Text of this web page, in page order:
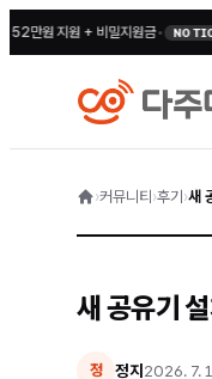
지원 + 비밀지원금 • NOTICE ·설
›커뮤니티 ›후기 ›새
새 공유기
정 정지 2026. 7.